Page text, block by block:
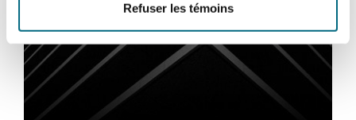
Refuser les témoins